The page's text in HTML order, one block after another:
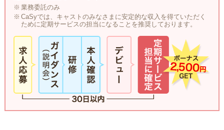
業務委託のみ
CaSyでは、キャストのみなさまに安定的な収入を得ていただく
ために定期サービスの担当になることを推奨しております。